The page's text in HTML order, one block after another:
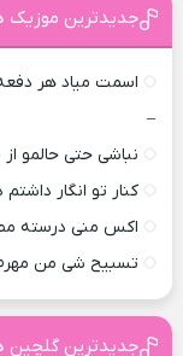
جدیدترین موزیک
اسمت میاد هر
–
نباشی حتی حالمو
کنار تو انگار
اکس منی درسته
تسبیح شی من مهرم
جدیدترین گلچین